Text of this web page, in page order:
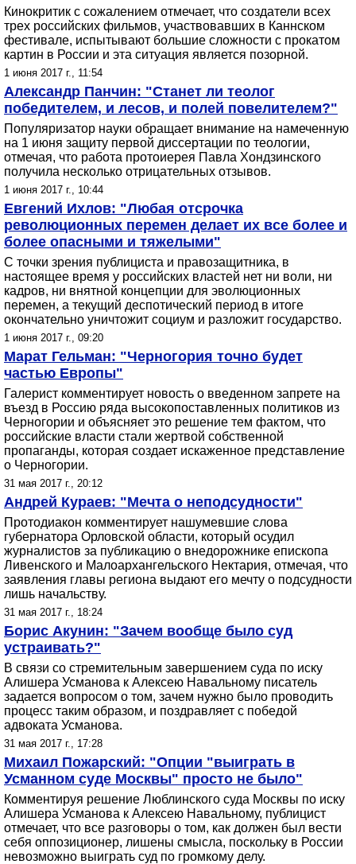
Кинокритик с сожалением отмечает, что создатели всех
трех российских фильмов, участвовавших в Каннском
фестивале, испытывают большие сложности с прокатом
картин в России и эта ситуация является позорной.
1 июня 2017 г., 11:54
Александр Панчин: "Станет ли теолог
победителем, и лесов, и полей повелителем?"
Популяризатор науки обращает внимание на намеченную
на 1 июня защиту первой диссертации по теологии,
отмечая, что работа протоиерея Павла Хондзинского
получила несколько отрицательных отзывов.
1 июня 2017 г., 10:44
Евгений Ихлов: "Любая отсрочка
революционных перемен делает их все более и
более опасными и тяжелыми"
С точки зрения публициста и правозащитника, в
настоящее время у российских властей нет ни воли, ни
кадров, ни внятной концепции для эволюционных
перемен, а текущий деспотический период в итоге
окончательно уничтожит социум и разложит государство.
1 июня 2017 г., 09:20
Марат Гельман: "Черногория точно будет
частью Европы"
Галерист комментирует новость о введенном запрете на
въезд в Россию ряда высокопоставленных политиков из
Черногории и объясняет это решение тем фактом, что
российские власти стали жертвой собственной
пропаганды, которая создает искаженное представление
о Черногории.
31 мая 2017 г., 20:12
Андрей Кураев: "Мечта о неподсудности"
Протодиакон комментирует нашумевшие слова
губернатора Орловской области, который осудил
журналистов за публикацию о внедорожнике епископа
Ливенского и Малоархангельского Нектария, отмечая, что
заявления главы региона выдают его мечту о подсудности
лишь начальству.
31 мая 2017 г., 18:24
Борис Акунин: "Зачем вообще было суд
устраивать?"
В связи со стремительным завершением суда по иску
Алишера Усманова к Алексею Навальному писатель
задается вопросом о том, зачем нужно было проводить
процесс таким образом, и поздравляет с победой
адвоката Усманова.
31 мая 2017 г., 17:28
Михаил Пожарский: "Опции "выиграть в
Усманном суде Москвы" просто не было"
Комментируя решение Люблинского суда Москвы по иску
Алишера Усманова к Алексею Навальному, публицист
отмечает, что все разговоры о том, как должен был вести
себя оппозиционер, лишены смысла, поскольку в России
невозможно выиграть суд по громкому делу.